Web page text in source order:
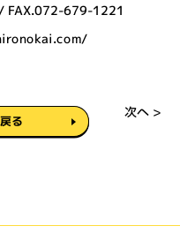
FAX.072-679-1221
次へ >
る